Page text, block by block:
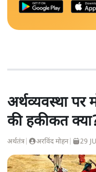
अर्थव्यवस्था पर
की हकीकत
अर्थतंत्र अरविंद मोहन 29